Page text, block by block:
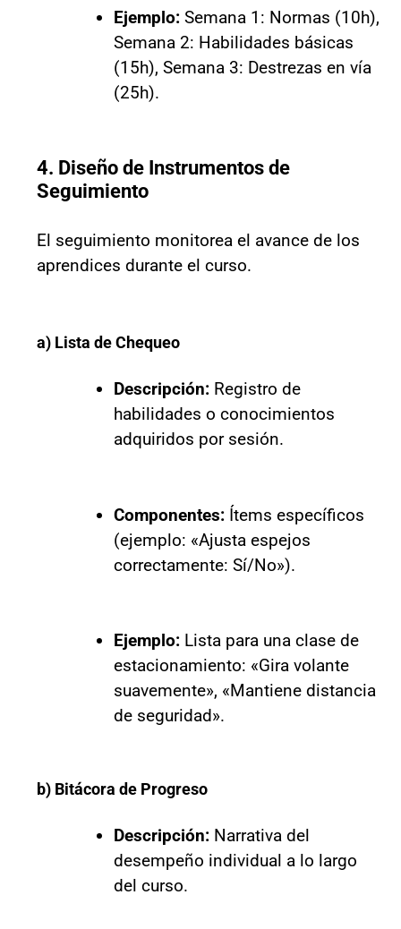
Ejemplo:Semana 1: Normas (10h),
Semana 2: Habilidades básicas
(15h), Semana 3: Destrezas en vía
(25h).
4. Diseño de Instrumentos de
Seguimiento
El seguimiento monitorea el avance de los
aprendices durante el curso.
a) Lista de Chequeo
Descripción:Registro de
habilidades o conocimientos
adquiridos por sesión.
Componentes:Ítems específicos
(ejemplo: «Ajusta espejos
correctamente: Sí/No»).
Ejemplo:Lista para una clase de
estacionamiento: «Gira volante
suavemente», «Mantiene distancia
de seguridad».
b) Bitácora de Progreso
Descripción:Narrativa del
desempeño individual a lo largo
del curso.